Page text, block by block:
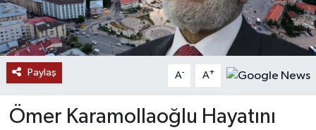
Paylaş A- A+
Ömer Karamollaoğlu Hayatını
SPOR
TEKNOLOJİ
YAŞAM